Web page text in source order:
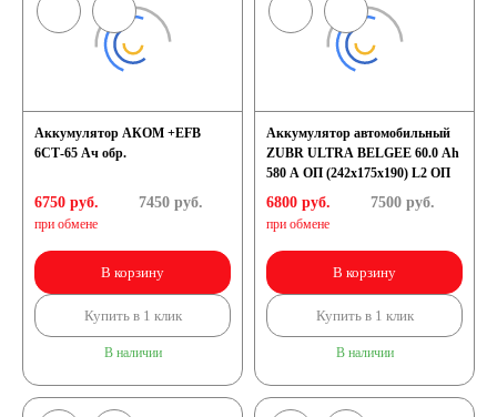
Аккумулятор АКОМ +EFB
6СТ-65 Ач обр.
6750 руб.
при обмене
7450руб.
В корзину
Купить в 1 клик
В наличии
Аккумулятор автомобильный
ZUBR ULTRA BELGEE 60.0 Ah
580 A ОП (242x175x190) L2 ОП
6800 руб.
при обмене
7500руб.
В корзину
Купить в 1 клик
В наличии